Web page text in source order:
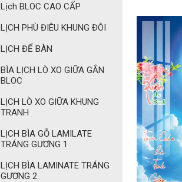
Lịch BLOC CAO CẤP
LỊCH PHÙ ĐIÊU KHUNG ĐÔI
LỊCH ĐỂ BÀN
BÌA LỊCH LÒ XO GIỮA GẮN
BLOC
LỊCH LÒ XO GIỮA KHUNG
TRANH
LỊCH BÌA GỖ LAMILATE
TRÁNG GƯƠNG 1
LỊCH BÌA LAMINATE TRÁNG
GƯƠNG 2